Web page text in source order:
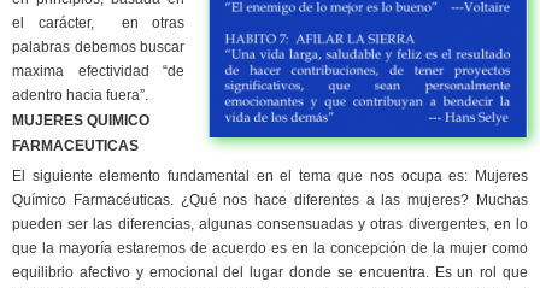
el carácter, en otras
palabras debemos buscar
maxima efectividad “de
adentro hacia fuera”.
MUJERES QUIMICO
FARMACEUTICAS
El siguiente elemento fundamental en el tema que nos ocupa es: Mujeres
Químico Farmacéuticas. ¿Qué nos hace diferentes a las mujeres? Muchas
pueden ser las diferencias, algunas consensuadas y otras divergentes, en lo
que la mayoría estaremos de acuerdo es en la concepción de la mujer como
equilibrio afectivo y emocional del lugar donde se encuentra. Es un rol que